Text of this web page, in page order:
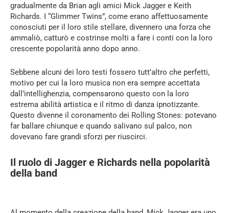
gradualmente da Brian agli amici Mick Jagger e Keith
Richards. I “Glimmer Twins”, come erano affettuosamente
conosciuti per il loro stile stellare, divennero una forza che
ammaliò, catturò e costrinse molti a fare i conti con la loro
crescente popolarità anno dopo anno.
Sebbene alcuni dei loro testi fossero tutt’altro che perfetti,
motivo per cui la loro musica non era sempre accettata
dall’intellighenzia, compensarono questo con la loro
estrema abilità artistica e il ritmo di danza ipnotizzante.
Questo divenne il coronamento dei Rolling Stones: potevano
far ballare chiunque e quando salivano sul palco, non
dovevano fare grandi sforzi per riuscirci.
Il ruolo di Jagger e Richards nella popolarità
della band